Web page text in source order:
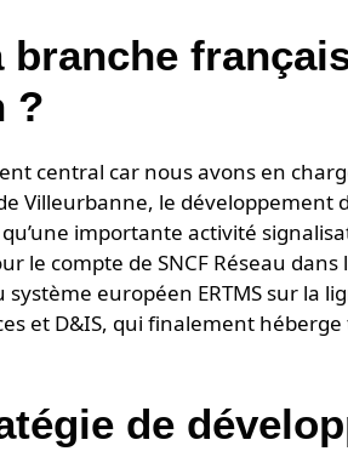
?
central car nous avons en
Villeurbanne, le développement
importante activité
le compte de SNCF Réseau
européen ERTMS sur la
et D&IS, qui finalement
de